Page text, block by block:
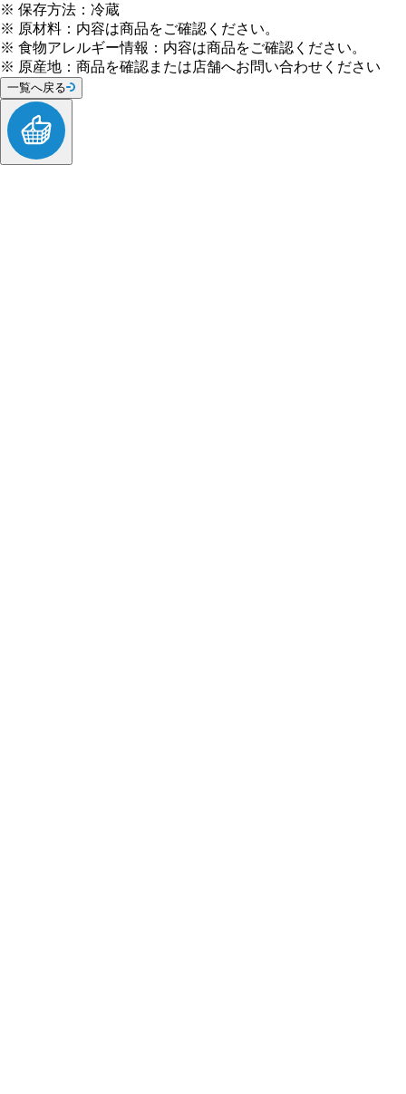
※ 保存方法 ： 冷蔵
※ 原材料 ： 内容は商品をご確認ください。
※ 食物アレルギー情報 ： 内容は商品をご確認ください。
※ 原産地 ： 商品を確認または店舗へお問い合わせください
一覧へ戻る